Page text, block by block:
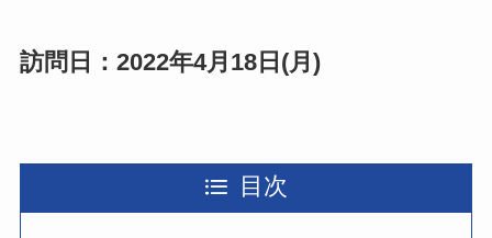
訪問日：2022年4月18日(月)
目次